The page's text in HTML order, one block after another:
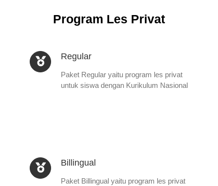
Program Les Privat
Regular
Paket Regular yaitu program les privat
untuk siswa dengan Kurikulum Nasional
Billingual
Paket Billingual yaitu program les privat